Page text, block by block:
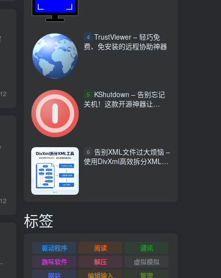
12
12
4 TrustViewer – 轻巧免
费、免安装的远程协助神器
5
KShutdown – 告别忘记
关机！这款开源神器让
6 告别XML文件过大烦恼 –
使用DivXml高效拆分XML文
标签
驱动程序 阅读
通讯
趣味软件
解压
虚拟模拟
网站
编辑输入
管理